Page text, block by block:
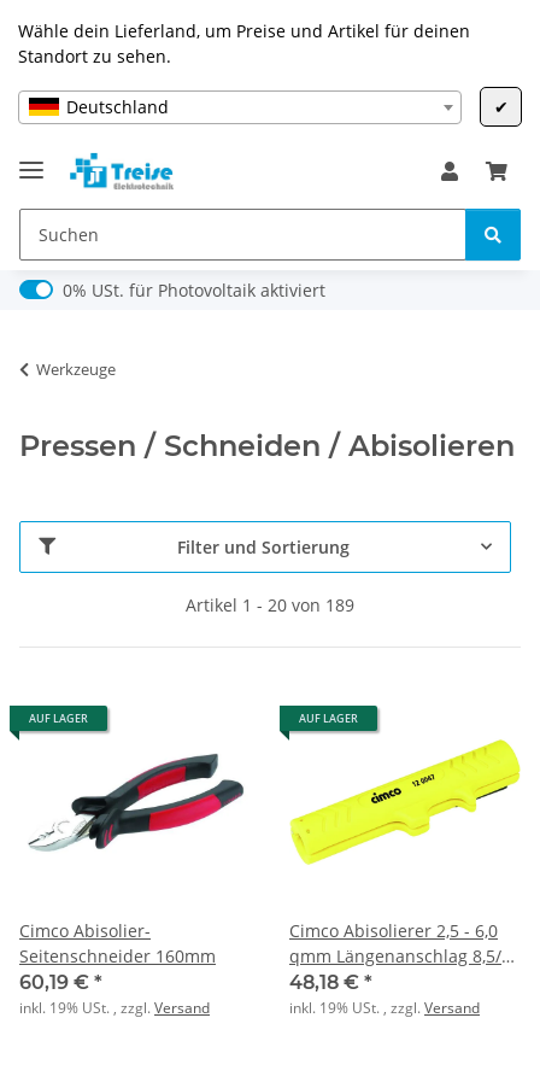
Wähle dein Lieferland, um Preise und Artikel für deinen
Standort zu sehen.
Deutschland ✔
0% USt. für Photovoltaik (§ 12 Abs. 3 UStG)
0% USt. für Photovoltaik aktiviert
Werkzeuge
Pressen / Schneiden / Abisolieren
Filter und Sortierung
Artikel 1 - 20 von 189
AUF LAGER
Cimco Abisolier-
Seitenschneider 160mm
60,19 € *
inkl. 19% USt. , zzgl.Versand
AUF LAGER
Cimco Abisolierer 2,5 - 6,0
qmm Längenanschlag 8,5/15
mm
48,18 € *
inkl. 19% USt. , zzgl.Versand